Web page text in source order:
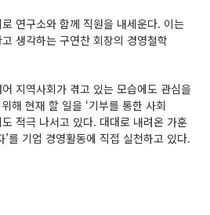
연구소와 함께 직원을 내세운다. 이는
생각하는 구연찬 회장의 경영철학
지역사회가 겪고 있는 모습에도 관심을
해 현재 할 일을 ‘기부를 통한 사회
적극 나서고 있다. 대대로 내려온 가훈
’를 기업 경영활동에 직접 실천하고 있다.